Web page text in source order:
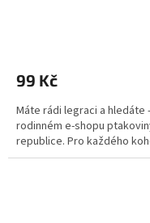
99 Kč
Máte rádi legraci a hledáte
rodinném e-shopu
republice. Pro každého